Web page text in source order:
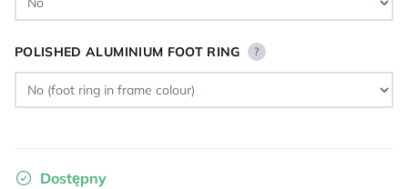
POLISHED ALUMINIUM FOOT RING ?
Dostępny